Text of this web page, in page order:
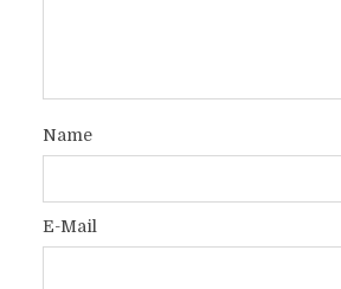
Name
E-Mail